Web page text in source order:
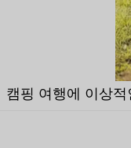
캠핑 여행에 이상